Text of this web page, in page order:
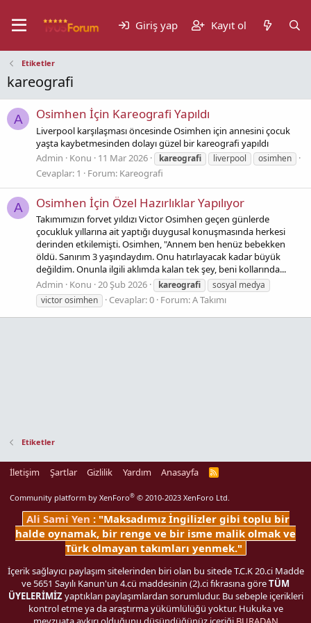
Giriş yap Kayıt ol
Etiketler
kareografi
A Osimhen İçin Kareografi Yapıldı
Liverpool karşılaşması öncesinde Osimhen için annesini çocuk
yaşta kaybetmesinden dolayı güzel bir kareografi yapıldı
Admin
Konu 11 Mar 2026 kareografi liverpool osimhen
Cevaplar: 1 Forum: Kareografi
A Osimhen İçin Özel Hazırlıklar Yapılıyor
Takımımızın forvet yıldızı Victor Osimhen geçen günlerde
çocukluk yıllarına ait yaptığı duygusal konuşmasında herkesi
derinden etkilemişti. Osimhen, "Annem ben henüz bebekken
öldü. Sanırım 3 yaşındaydım. Onu hatırlayacak kadar büyük
değildim. Onunla ilgili aklımda kalan tek şey, beni kollarında...
Admin
Konu 20 Şub 2026 kareografi
sosyal medya
victor osimhen
Cevaplar: 0 Forum:A Takımı
Etiketler
İletişim Şartlar Gizlilik Yardım Anasayfa
R
Community platform by XenForo® © 2010-2023 XenForo Ltd.
Ali Sami Yen : "Maksadımız İngilizler gibi toplu bir
halde oynamak, bir renge ve bir isme malik olmak ve
Türk olmayan takımları yenmek."
İçerik sağlayıcı paylaşım sitelerinden biri olan bu sitede T.C.K 20.ci Madde
ve 5651 Sayılı Kanun'un 4.cü maddesinin (2).ci fıkrasına göreTÜM
ÜYELERİMİZyaptıkları paylaşımlardan sorumludur. Bu sebeple içerikleri
kontrol etme ya da araştırma yükümlülüğü yoktur. Hukuka ve